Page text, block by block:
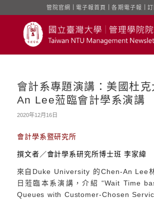
管院官網 電子報首頁 ｜各期電子報
會計系專題演講：美國杜
An Lee蒞臨會計學系演講
2020年12月16日
會計學系暨研究所
撰文者／會計學系研究所博士班 李家緯
來自Duke University 的Chen-An Lee
日蒞臨本系演講，介紹 “Wait Time
Queues with Customer-Chosen